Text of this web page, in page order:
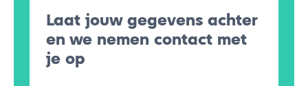
Laat jouw gegevens achter
en we nemen contact met
je op